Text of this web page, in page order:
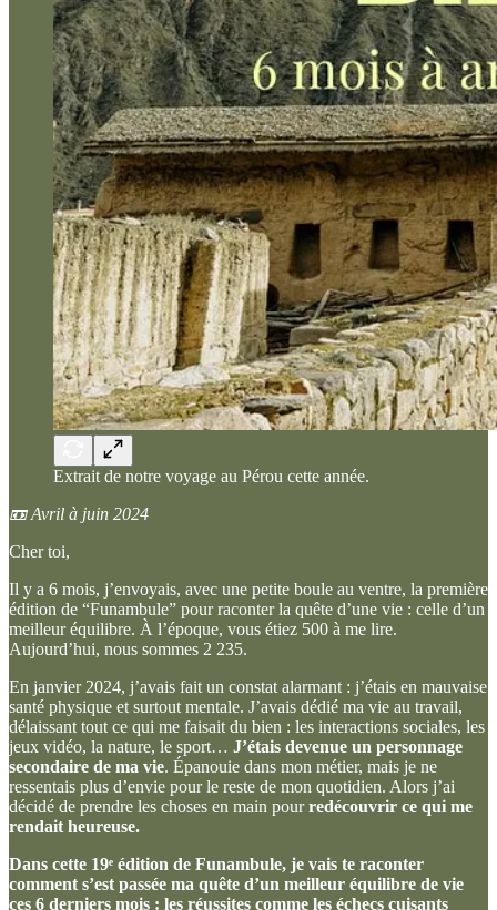
Extrait de notre voyage au Pérou cette année.
📼 Avril à juin 2024
Cher toi,
Il y a 6 mois, j’envoyais, avec une petite boule au ventre, la première
édition de “Funambule” pour raconter la quête d’une vie : celle d’un
meilleur équilibre. À l’époque, vous étiez 500 à me lire.
Aujourd’hui, nous sommes 2 235.
En janvier 2024, j’avais fait un constat alarmant : j’étais en mauvaise
santé physique et surtout mentale. J’avais dédié ma vie au travail,
délaissant tout ce qui me faisait du bien : les interactions sociales, les
jeux vidéo, la nature, le sport… J’étais devenue un personnage
secondaire de ma vie. Épanouie dans mon métier, mais je ne
ressentais plus d’envie pour le reste de mon quotidien. Alors j’ai
décidé de prendre les choses en main pourredécouvrir ce qui me
rendait heureuse.
Dans cette 19ᵉ édition de Funambule, je vais te raconter
comment s’est passée ma quête d’un meilleur équilibre de vie
ces 6 derniers mois : les réussites comme les échecs cuisants